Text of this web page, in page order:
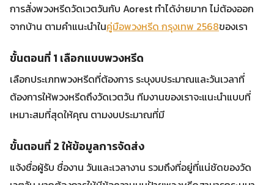
การสั่งพวงหรีดวัดเวตวันกับ Aorest ทำได้ง่ายมาก ไม่ต้องออก
จากบ้าน ตามคำแนะนำในคู่มือพวงหรีด กรุงเทพ 2568ของเรา
ขั้นตอนที่ 1 เลือกแบบพวงหรีด
เลือกประเภทพวงหรีดที่ต้องการ ระบุงบประมาณและวันเวลาที่
ต้องการให้พวงหรีดถึงวัดเวตวัน ทีมงานของเราจะแนะนำแบบที่
เหมาะสมที่สุดให้คุณ ตามงบประมาณที่มี
ขั้นตอนที่ 2 ให้ข้อมูลการจัดส่ง
แจ้งชื่อผู้รับ ชื่องาน วันและเวลางาน รวมถึงที่อยู่ที่แน่ชัดของวัด